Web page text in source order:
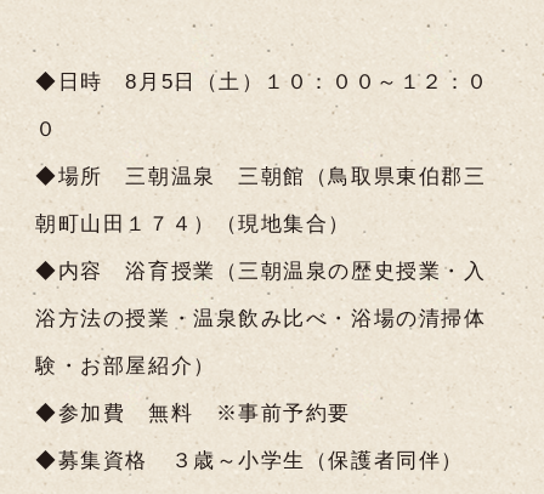
◆日時 8月5日（土）１０：００～１２：０
０
◆場所 三朝温泉 三朝館（鳥取県東伯郡三
朝町山田１７４）（現地集合）
◆内容 浴育授業（三朝温泉の歴史授業・入
浴方法の授業・温泉飲み比べ・浴場の清掃体
験・お部屋紹介）
◆参加費 無料 ※事前予約要
◆募集資格 ３歳～小学生（保護者同伴）